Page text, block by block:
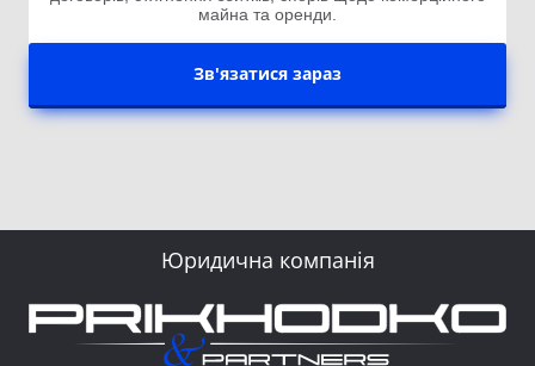
майна та оренди.
Зв'язатися зараз
Юридична компанія